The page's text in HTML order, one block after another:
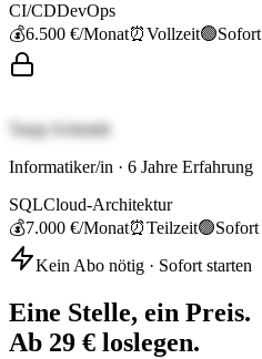
CI/CDDevOps
💰6.500 €/Monat⏰Vollzeit🟢Sofort
Tanja Schmidt
Informatiker/in · 6 Jahre Erfahrung
SQLCloud-Architektur
💰7.000 €/Monat⏰Teilzeit🟢Sofort
Kein Abo nötig · Sofort starten
Eine Stelle, ein Preis.
Ab 29 € loslegen.